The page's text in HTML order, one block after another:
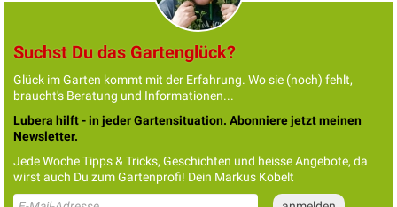
Suchst Du das Gartenglück?
Glück im Garten kommt mit der Erfahrung. Wo sie (noch) fehlt,
braucht's Beratung und Informationen...
Lubera hilft - in jeder Gartensituation. Abonniere jetzt meinen
Newsletter.
Jede Woche Tipps & Tricks, Geschichten und heisse Angebote, da
wirst auch Du zum Gartenprofi! Dein Markus Kobelt